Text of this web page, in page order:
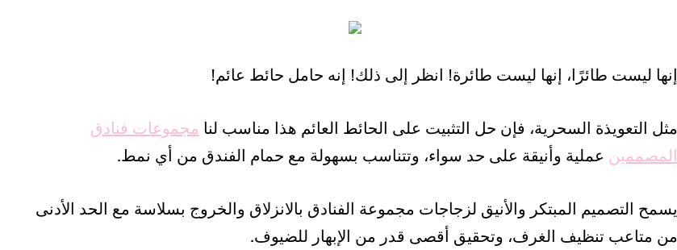
إنها ليست طائرًا، إنها ليست طائرة! انظر إلى ذلك! إنه حامل حائط عائم!
مثل التعويذة السحرية، فإن حل التثبيت على الحائط العائم هذا مناسب لنا مجموعات فنادق
المصممين عملية وأنيقة على حد سواء، وتتناسب بسهولة مع حمام الفندق من أي نمط.
يسمح التصميم المبتكر والأنيق لزجاجات مجموعة الفنادق بالانزلاق والخروج بسلاسة مع الحد الأدنى
من متاعب تنظيف الغرف، وتحقيق أقصى قدر من الإبهار للضيوف.